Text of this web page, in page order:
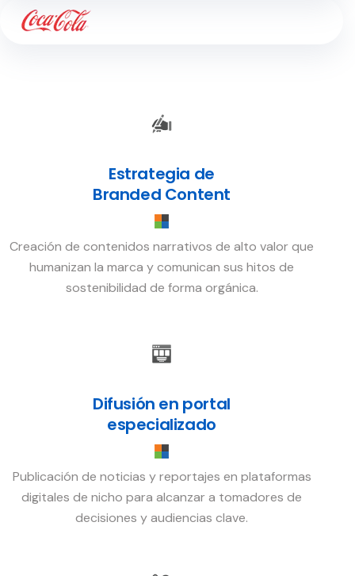
Estrategia de
Branded Content
Creación de contenidos narrativos de alto valor que
humanizan la marca y comunican sus hitos de
sostenibilidad de forma orgánica.
Difusión en portal
especializado
Publicación de noticias y reportajes en plataformas
digitales de nicho para alcanzar a tomadores de
decisiones y audiencias clave.